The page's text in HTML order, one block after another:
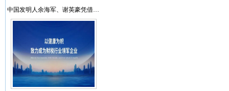
中国发明人余海军、谢英豪凭借…